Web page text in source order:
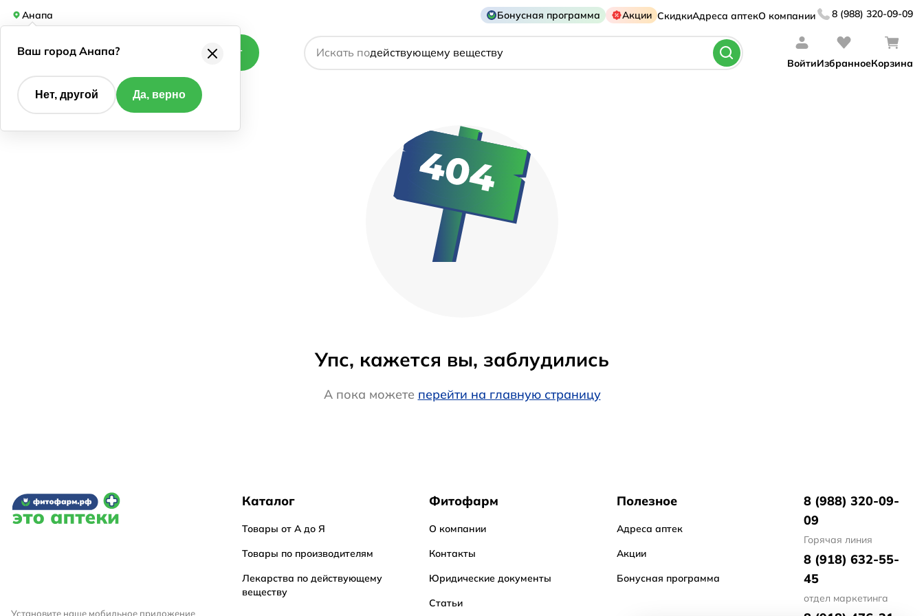
Анапа Бонусная программа Акции СкидкиАдреса аптекО компании 8 (988) 320-09-09
Каталог Искать по
названию препарата
действующему веществу
ВойтиИзбранноеКорзина
Упс, кажется вы, заблудились
А пока можете перейти на главную страницу
Установите наше мобильное приложение
Каталог
Товары от А до Я
Товары по производителям
Лекарства по действующему
веществу
Фитофарм
О компании
Контакты
Юридические документы
Статьи
Полезное
Адреса аптек
Акции
Бонусная программа
8 (988) 320-09-
09
Горячая линия
8 (918) 632-55-
45
отдел маркетинга
Ваш город Анапа?
Нет, другой Да, верно